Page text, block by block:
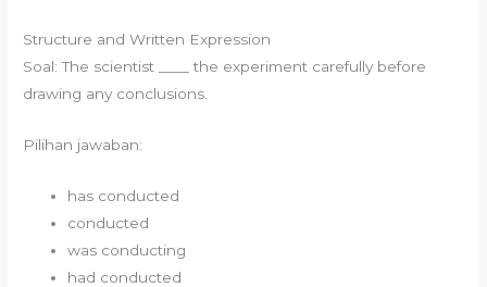
Structure and Written Expression
Soal: The scientist ____ the experiment carefully before
drawing any conclusions.
Pilihan jawaban:
has conducted
conducted
was conducting
had conducted